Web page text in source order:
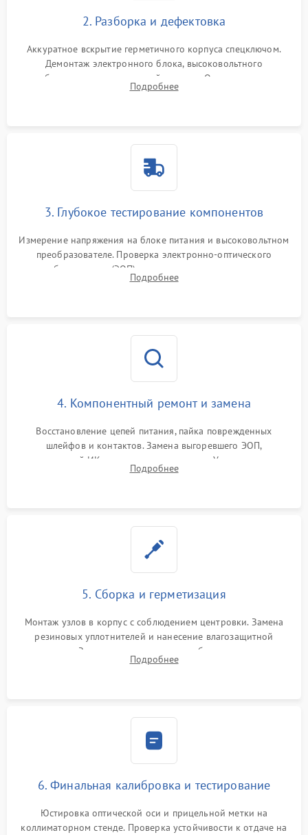
2. Разборка и дефектовка
Аккуратное вскрытие герметичного корпуса спецключом.
Демонтаж электронного блока, высоковольтного
преобразователя и оптической системы. Осмотр контактов
на окисление и проверка целостности уплотнительных
Подробнее
3. Глубокое тестирование компонентов
Измерение напряжения на блоке питания и высоковольтном
преобразователе. Проверка электронно-оптического
преобразователя (ЭОП) на стенде на предмет эмиссии,
шумов и засветок. Диагностика микросхем цифровых
Подробнее
4. Компонентный ремонт и замена
Восстановление цепей питания, пайка поврежденных
шлейфов и контактов. Замена выгоревшего ЭОП,
неисправной ИК-подсветки или матрицы. Ультразвуковая
очистка плат и удаление загрязнений с линз объектива и
Подробнее
5. Сборка и герметизация
Монтаж узлов в корпус с соблюдением центровки. Замена
резиновых уплотнителей и нанесение влагозащитной
смазки. Заполнение внутреннего объема прицела
осушенным азотом для предотвращения запотевания оптики
Подробнее
6. Финальная калибровка и тестирование
Юстировка оптической оси и прицельной метки на
коллиматорном стенде. Проверка устойчивости к отдаче на